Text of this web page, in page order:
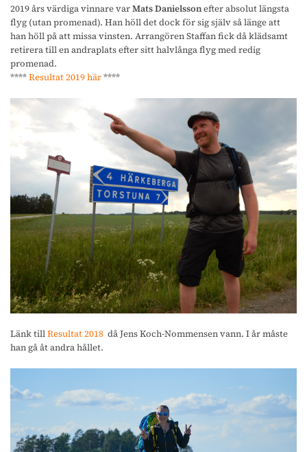
2019 års värdiga vinnare varMats Danielssonefter absolut längsta
flyg (utan promenad). Han höll det dock för sig själv så länge att
han höll på att missa vinsten. Arrangören Staffan fick då klädsamt
retirera till en andraplats efter sitt halvlånga flyg med redig
promenad.
****Resultat 2019 här****
Länk tillResultat 2018 då Jens Koch-Nommensen vann. I år måste
han gå åt andra hållet.